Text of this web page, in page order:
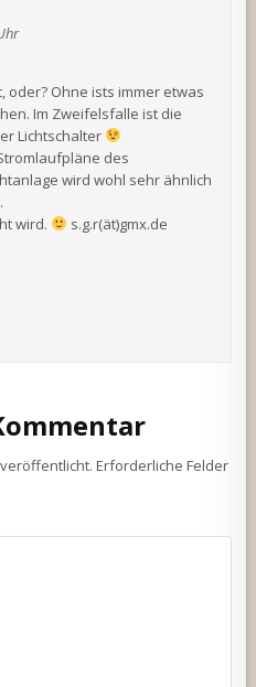
oder? Ohne ists immer etwas
Im Zweifelsfalle ist die
Lichtschalter
des
wird wohl sehr ähnlich
wird.
s.g.r(ät)gmx.de
Erforderliche Felder